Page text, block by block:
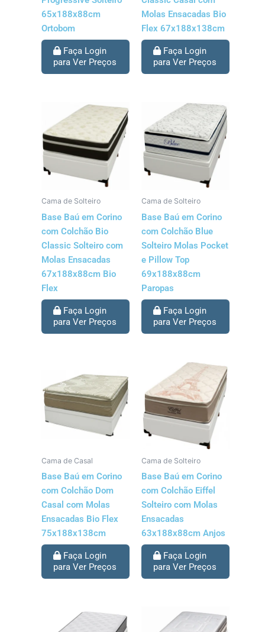
65x188x88cm
Ortobom
Faça Login
para Ver Preços
Molas Ensacadas Bio
Flex 67x188x138cm
Faça Login
para Ver Preços
Cama de Solteiro
Base Baú em Corino
com Colchão Bio
Classic Solteiro com
Molas Ensacadas
67x188x88cm Bio
Flex
Faça Login
para Ver Preços
Cama de Solteiro
Base Baú em Corino
com Colchão Blue
Solteiro Molas Pocket
e Pillow Top
69x188x88cm
Paropas
Faça Login
para Ver Preços
Cama de Casal
Base Baú em Corino
com Colchão Dom
Casal com Molas
Ensacadas Bio Flex
75x188x138cm
Faça Login
para Ver Preços
Cama de Solteiro
Base Baú em Corino
com Colchão Eiffel
Solteiro com Molas
Ensacadas
63x188x88cm Anjos
Faça Login
para Ver Preços